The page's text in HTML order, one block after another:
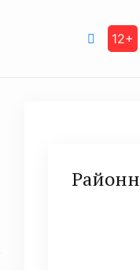
12+